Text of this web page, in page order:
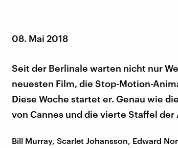
08. Mai 2018
Seit der Berlinale warten nicht nur
neuesten Film, die Stop-Motion-
Diese Woche startet er. Genau wie
von Cannes und die vierte Staffel der
Bill Murray, Scarlet Johansson, Edward